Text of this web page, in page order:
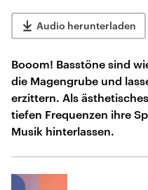
Audio herunterladen
Booom! Basstöne sind
die Magengrube und
erzittern. Als
tiefen Frequenzen ihre
Musik hinterlassen.